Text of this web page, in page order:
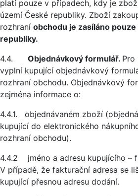
platí pouze v případech, kdy je
území České republiky. Zboží
rozhraní obchodu je zasíláno
republiky.
4.4. Objednávkový formulář. Pro
vyplní kupující objednávkový
rozhraní obchodu. Objednávkový
zejména informace o:
4.4.1. objednávaném zboží
kupující do elektronického
rozhraní obchodu).
4.4.2 jméno a adresu kupujícího –
V případě, že fakturační adresa se
kupující přesnou adresu dodání.